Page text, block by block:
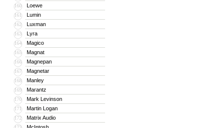
160 Loewe
161 Lumin
162 Luxman
163 Lyra
164 Magico
165 Magnat
166 Magnepan
167 Magnetar
168 Manley
169 Marantz
170 Mark Levinson
171 Martin Logan
172 Matrix Audio